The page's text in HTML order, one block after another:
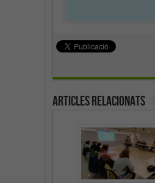
Articles Relacionats